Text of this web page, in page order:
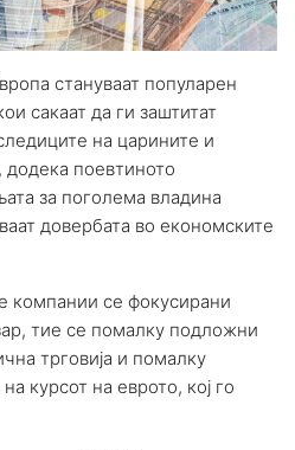
стануваат популарен
сакаат да ги заштитат
на царините и
додека поевтиното
за поголема владина
довербата во економските
компании се фокусирани
тие се помалку подложни
трговија и помалку
курсот на еврото, кој го